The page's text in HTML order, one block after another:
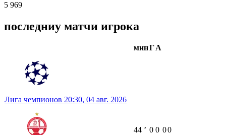
5 969
последниу матчи игрока
минГА
Лига чемпионов 20:30, 04 авг. 2026
44 ʼ 0 0 00